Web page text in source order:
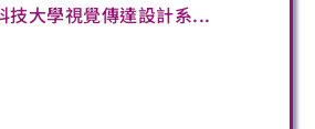
技大學視覺傳達設計系...